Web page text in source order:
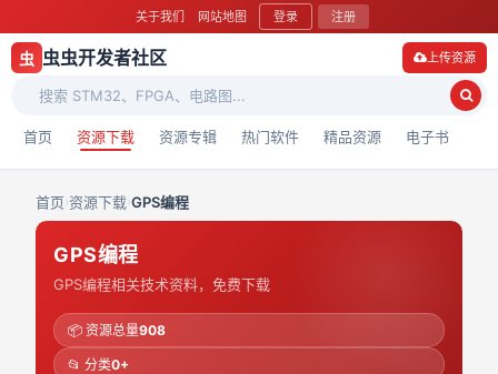
关于我们 网站地图 登录 注册
虫 虫虫开发者社区
首页 资源下载 资源专辑 热门软件 精品资源 电子书
上传资源
首页›资源下载›GPS编程
GPS编程
GPS编程相关技术资料，免费下载
📦 资源总量908
📂 分类0+